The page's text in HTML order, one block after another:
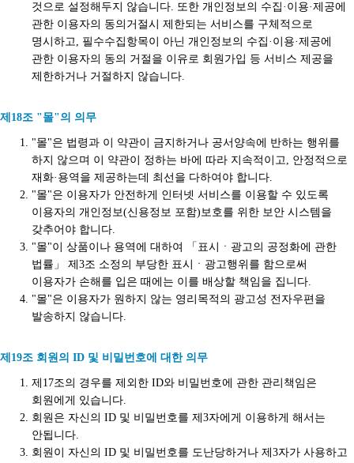
것으로 설정해두지 않습니다. 또한 개인정보의 수집·이용·제공에
관한 이용자의 동의거절시 제한되는 서비스를 구체적으로
명시하고, 필수수집항목이 아닌 개인정보의 수집·이용·제공에
관한 이용자의 동의 거절을 이유로 회원가입 등 서비스 제공을
제한하거나 거절하지 않습니다.
제18조 "몰"의 의무
"몰"은 법령과 이 약관이 금지하거나 공서양속에 반하는 행위를
하지 않으며 이 약관이 정하는 바에 따라 지속적이고, 안정적으로
재화·용역을 제공하는데 최선을 다하여야 합니다.
"몰"은 이용자가 안전하게 인터넷 서비스를 이용할 수 있도록
이용자의 개인정보(신용정보 포함)보호를 위한 보안 시스템을
갖추어야 합니다.
"몰"이 상품이나 용역에 대하여 「표시ㆍ광고의 공정화에 관한
법률」 제3조 소정의 부당한 표시ㆍ광고행위를 함으로써
이용자가 손해를 입은 때에는 이를 배상할 책임을 집니다.
"몰"은 이용자가 원하지 않는 영리목적의 광고성 전자우편을
발송하지 않습니다.
제19조 회원의 ID 및 비밀번호에 대한 의무
제17조의 경우를 제외한 ID와 비밀번호에 관한 관리책임은
회원에게 있습니다.
회원은 자신의 ID 및 비밀번호를 제3자에게 이용하게 해서는
안됩니다.
회원이 자신의 ID 및 비밀번호를 도난당하거나 제3자가 사용하고